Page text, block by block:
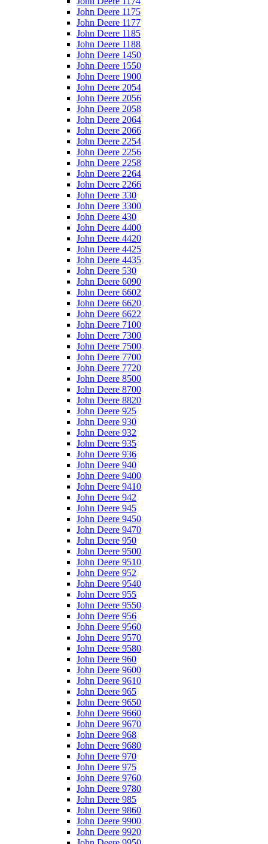
John Deere 1175
John Deere 1177
John Deere 1185
John Deere 1188
John Deere 1450
John Deere 1550
John Deere 1900
John Deere 2054
John Deere 2056
John Deere 2058
John Deere 2064
John Deere 2066
John Deere 2254
John Deere 2256
John Deere 2258
John Deere 2264
John Deere 2266
John Deere 330
John Deere 3300
John Deere 430
John Deere 4400
John Deere 4420
John Deere 4425
John Deere 4435
John Deere 530
John Deere 6090
John Deere 6602
John Deere 6620
John Deere 6622
John Deere 7100
John Deere 7300
John Deere 7500
John Deere 7700
John Deere 7720
John Deere 8500
John Deere 8700
John Deere 8820
John Deere 925
John Deere 930
John Deere 932
John Deere 935
John Deere 936
John Deere 940
John Deere 9400
John Deere 9410
John Deere 942
John Deere 945
John Deere 9450
John Deere 9470
John Deere 950
John Deere 9500
John Deere 9510
John Deere 952
John Deere 9540
John Deere 955
John Deere 9550
John Deere 956
John Deere 9560
John Deere 9570
John Deere 9580
John Deere 960
John Deere 9600
John Deere 9610
John Deere 965
John Deere 9650
John Deere 9660
John Deere 9670
John Deere 968
John Deere 9680
John Deere 970
John Deere 975
John Deere 9760
John Deere 9780
John Deere 985
John Deere 9860
John Deere 9900
John Deere 9920